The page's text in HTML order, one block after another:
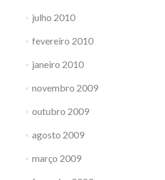
julho 2010
fevereiro 2010
janeiro 2010
novembro 2009
outubro 2009
agosto 2009
março 2009